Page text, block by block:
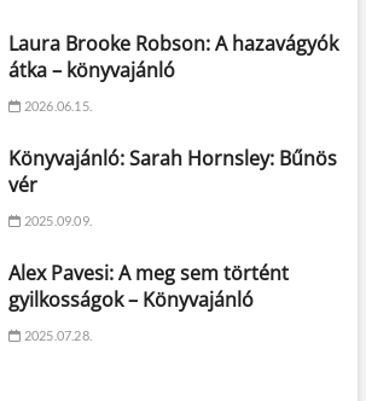
Laura Brooke Robson: A hazavágyók
átka – könyvajánló
2026.06.15.
Könyvajánló: Sarah Hornsley: Bűnös
vér
2025.09.09.
Alex Pavesi: A meg sem történt
gyilkosságok – Könyvajánló
2025.07.28.